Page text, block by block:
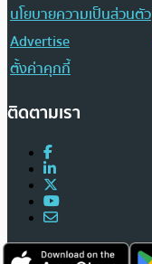
นโยบายความเป็นส่วนตัว
Advertise
ตั้งค่าคุกกี้
ติดตามเรา